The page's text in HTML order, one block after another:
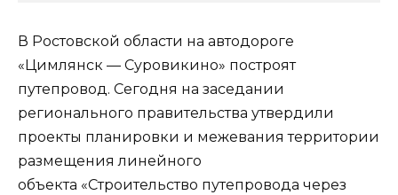
В Ростовской области на автодороге
«Цимлянск — Суровикино» построят
путепровод. Сегодня на заседании
регионального правительства утвердили
проекты планировки и межевания территории
размещения линейного
объекта «Строительство путепровода через